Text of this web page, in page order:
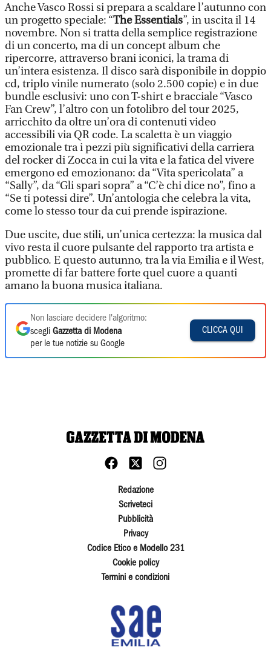
Anche Vasco Rossi si prepara a scaldare l’autunno con
un progetto speciale: “The Essentials”, in uscita il 14
novembre. Non si tratta della semplice registrazione
di un concerto, ma di un concept album che
ripercorre, attraverso brani iconici, la trama di
un’intera esistenza. Il disco sarà disponibile in doppio
cd, triplo vinile numerato (solo 2.500 copie) e in due
bundle esclusivi: uno con T-shirt e bracciale “Vasco
Fan Crew”, l’altro con un fotolibro del tour 2025,
arricchito da oltre un’ora di contenuti video
accessibili via QR code. La scaletta è un viaggio
emozionale tra i pezzi più significativi della carriera
del rocker di Zocca in cui la vita e la fatica del vivere
emergono ed emozionano: da “Vita spericolata” a
“Sally”, da “Gli spari sopra” a “C’è chi dice no”, fino a
“Se ti potessi dire”. Un’antologia che celebra la vita,
come lo stesso tour da cui prende ispirazione.
Due uscite, due stili, un’unica certezza: la musica dal
vivo resta il cuore pulsante del rapporto tra artista e
pubblico. E questo autunno, tra la via Emilia e il West,
promette di far battere forte quel cuore a quanti
amano la buona musica italiana.
Non lasciare decidere l'algoritmo:
scegli Gazzetta di Modena
per le tue notizie su Google
CLICCA QUI
Redazione
Scriveteci
Pubblicità
Privacy
Codice Etico e Modello 231
Cookie policy
Termini e condizioni